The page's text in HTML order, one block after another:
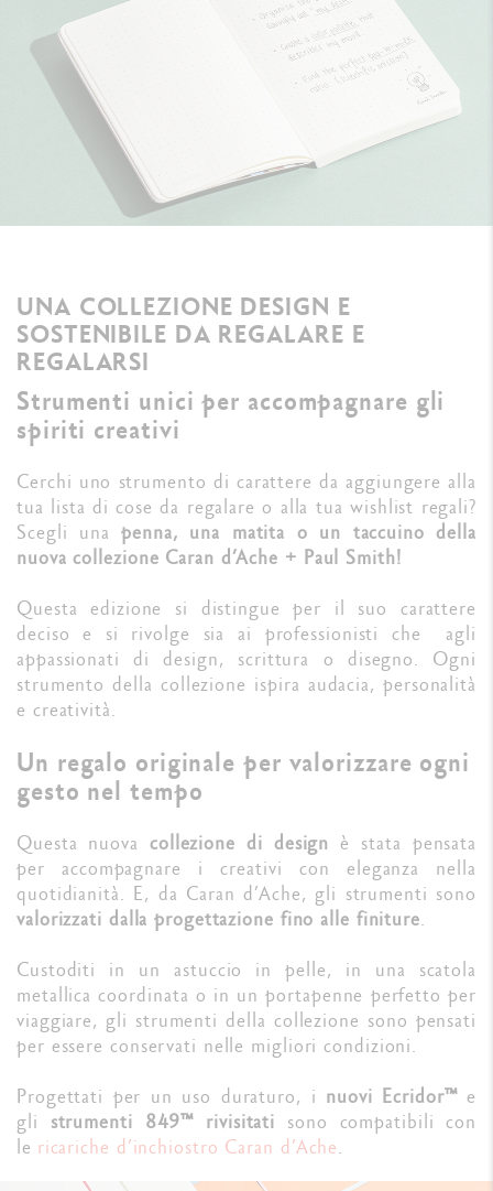
UNA COLLEZIONE DESIGN E
SOSTENIBILE DA REGALARE E
REGALARSI
Strumenti unici per accompagnare gli
spiriti creativi
Cerchi uno strumento di carattere da aggiungere alla
tua lista di cose da regalare o alla tua wishlist regali?
Scegli unapenna, una matita o un taccuino della
nuova collezione Caran d’Ache + Paul Smith!
Questa edizione si distingue per il suo carattere
deciso e si rivolge sia ai professionisti che agli
appassionati di design, scrittura o disegno. Ogni
strumento della collezione ispira audacia, personalità
e creatività.
Un regalo originale per valorizzare ogni
gesto nel tempo
Questa nuova collezione di design è stata pensata
per accompagnare i creativi con eleganza nella
quotidianità. E, da Caran d’Ache, gli strumenti sono
valorizzati dalla progettazione fino alle finiture.
Custoditi in un astuccio in pelle, in una scatola
metallica coordinata o in un portapenne perfetto per
viaggiare, gli strumenti della collezione sono pensati
per essere conservati nelle migliori condizioni.
Progettati per un uso duraturo, i nuovi Ecridor™e
gli strumenti 849™ rivisitati sono compatibili con
le ricariche d’inchiostro Caran d’Ache.